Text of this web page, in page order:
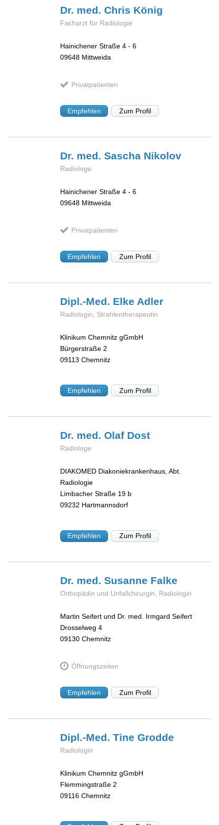
Dr. med. Chris König
Facharzt für Radiologie
Hainichener Straße 4 - 6
09648 Mittweida
Privatpatienten
Empfehlen Zum Profil
Dr. med. Sascha Nikolov
Radiologe
Hainichener Straße 4 - 6
09648 Mittweida
Privatpatienten
Empfehlen Zum Profil
Dipl.-Med. Elke Adler
Radiologin, Strahlentherapeutin
Klinikum Chemnitz gGmbH
Bürgerstraße 2
09113 Chemnitz
Empfehlen Zum Profil
Dr. med. Olaf Dost
Radiologe
DIAKOMED Diakoniekrankenhaus, Abt.
Radiologie
Limbacher Straße 19 b
09232 Hartmannsdorf
Empfehlen Zum Profil
Dr. med. Susanne Falke
Orthopädin und Unfallchirurgin, Radiologin
Martin Seifert und Dr. med. Irmgard Seifert
Drosselweg 4
09130 Chemnitz
Öffnungszeiten
Empfehlen Zum Profil
Dipl.-Med. TineGrodde
Radiologin
Klinikum Chemnitz gGmbH
Flemmingstraße 2
09116 Chemnitz